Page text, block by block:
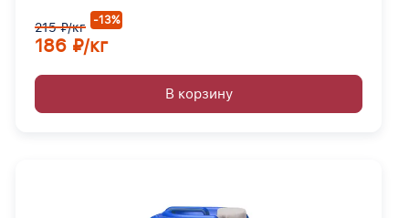
215 ₽/кг -13%
186 ₽/кг
В корзину